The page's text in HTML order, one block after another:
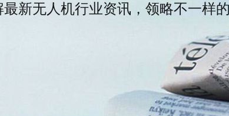
最新无人机行业资讯，领略不一样